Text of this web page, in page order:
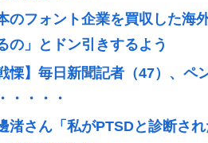
のフォント企業を買収した海
の」とドン引きするよう
慄】毎日新聞記者（47）、
・・・・
渚さん「私がPTSDと診断さ